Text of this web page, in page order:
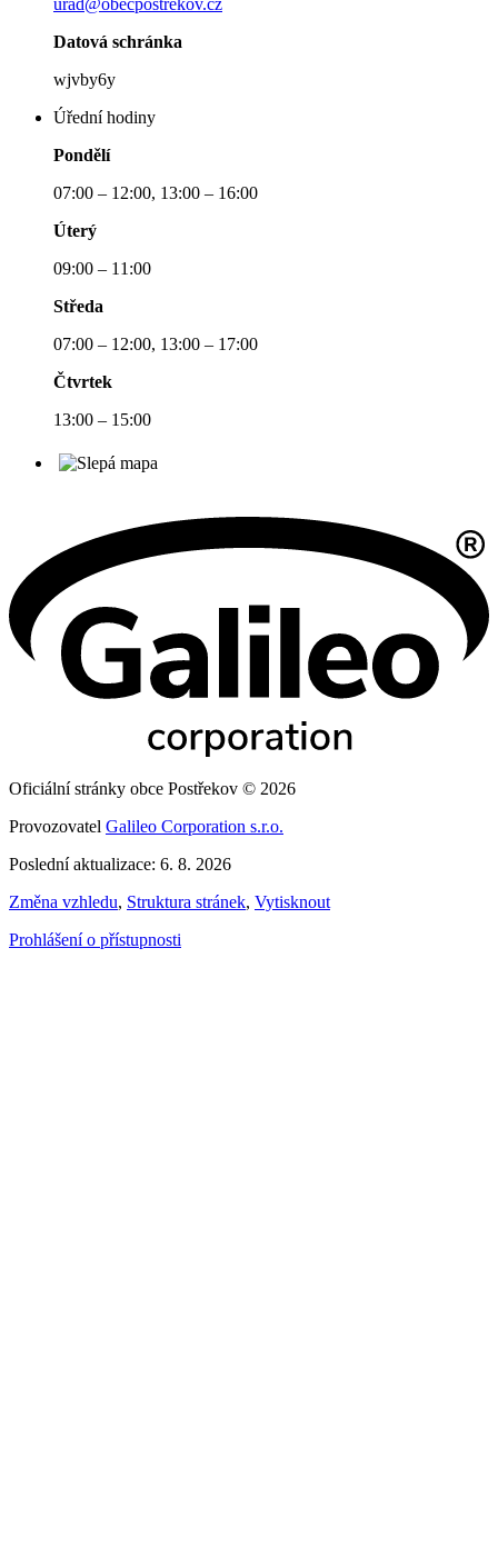
urad@obecpostrekov.cz
Datová schránka
wjvby6y
Úřední hodiny
Pondělí
07:00 – 12:00, 13:00 – 16:00
Úterý
09:00 – 11:00
Středa
07:00 – 12:00, 13:00 – 17:00
Čtvrtek
13:00 – 15:00
Oficiální stránky obce Postřekov © 2026
Provozovatel Galileo Corporation s.r.o.
Poslední aktualizace: 6. 8. 2026
Změna vzhledu, Struktura stránek, Vytisknout
Prohlášení o přístupnosti